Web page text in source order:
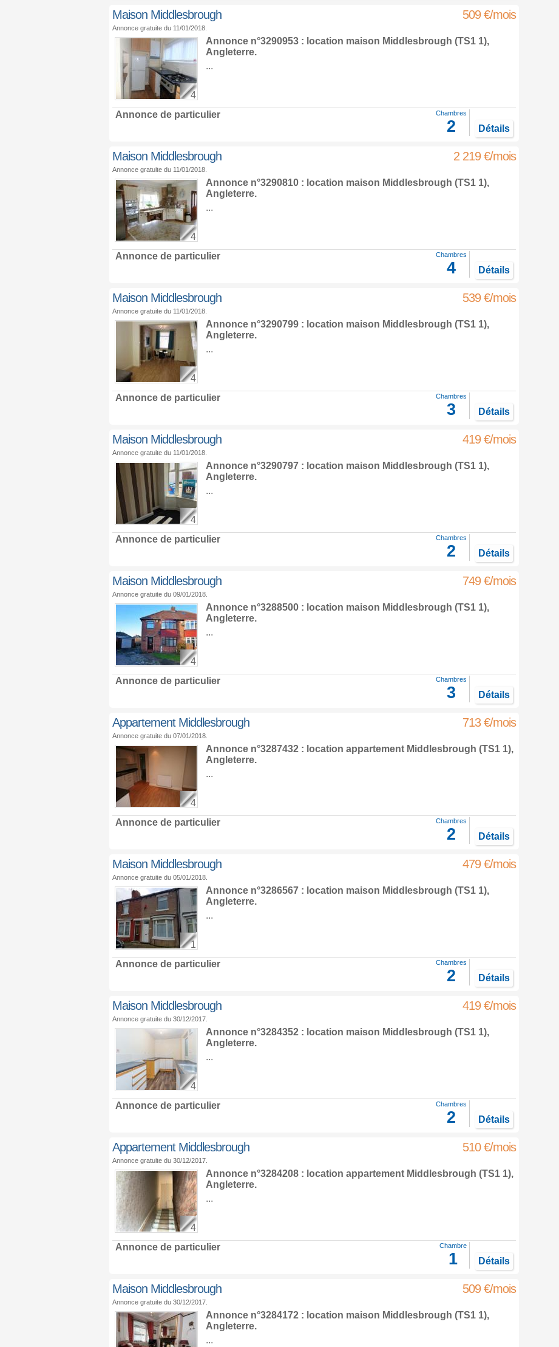
Maison Middlesbrough 509 €/mois
Annonce gratuite du 11/01/2018.
4
Annonce n°3290953 : location maison Middlesbrough (TS1 1),
Angleterre.
...
Annonce de particulier Chambres
2 Détails
Maison Middlesbrough 2 219 €/mois
Annonce gratuite du 11/01/2018.
4
Annonce n°3290810 : location maison Middlesbrough (TS1 1),
Angleterre.
...
Annonce de particulier Chambres
4 Détails
Maison Middlesbrough 539 €/mois
Annonce gratuite du 11/01/2018.
4
Annonce n°3290799 : location maison Middlesbrough (TS1 1),
Angleterre.
...
Annonce de particulier Chambres
3 Détails
Maison Middlesbrough 419 €/mois
Annonce gratuite du 11/01/2018.
4
Annonce n°3290797 : location maison Middlesbrough (TS1 1),
Angleterre.
...
Annonce de particulier Chambres
2 Détails
Maison Middlesbrough 749 €/mois
Annonce gratuite du 09/01/2018.
4
Annonce n°3288500 : location maison Middlesbrough (TS1 1),
Angleterre.
...
Annonce de particulier Chambres
3 Détails
Appartement Middlesbrough 713 €/mois
Annonce gratuite du 07/01/2018.
4
Annonce n°3287432 : location appartement Middlesbrough (TS1 1),
Angleterre.
...
Annonce de particulier Chambres
2 Détails
Maison Middlesbrough 479 €/mois
Annonce gratuite du 05/01/2018.
1
Annonce n°3286567 : location maison Middlesbrough (TS1 1),
Angleterre.
...
Annonce de particulier Chambres
2 Détails
Maison Middlesbrough 419 €/mois
Annonce gratuite du 30/12/2017.
4
Annonce n°3284352 : location maison Middlesbrough (TS1 1),
Angleterre.
...
Annonce de particulier Chambres
2 Détails
Appartement Middlesbrough 510 €/mois
Annonce gratuite du 30/12/2017.
4
Annonce n°3284208 : location appartement Middlesbrough (TS1 1),
Angleterre.
...
Annonce de particulier Chambre
1 Détails
Maison Middlesbrough 509 €/mois
Annonce gratuite du 30/12/2017.
Annonce n°3284172 : location maison Middlesbrough (TS1 1),
Angleterre.
...